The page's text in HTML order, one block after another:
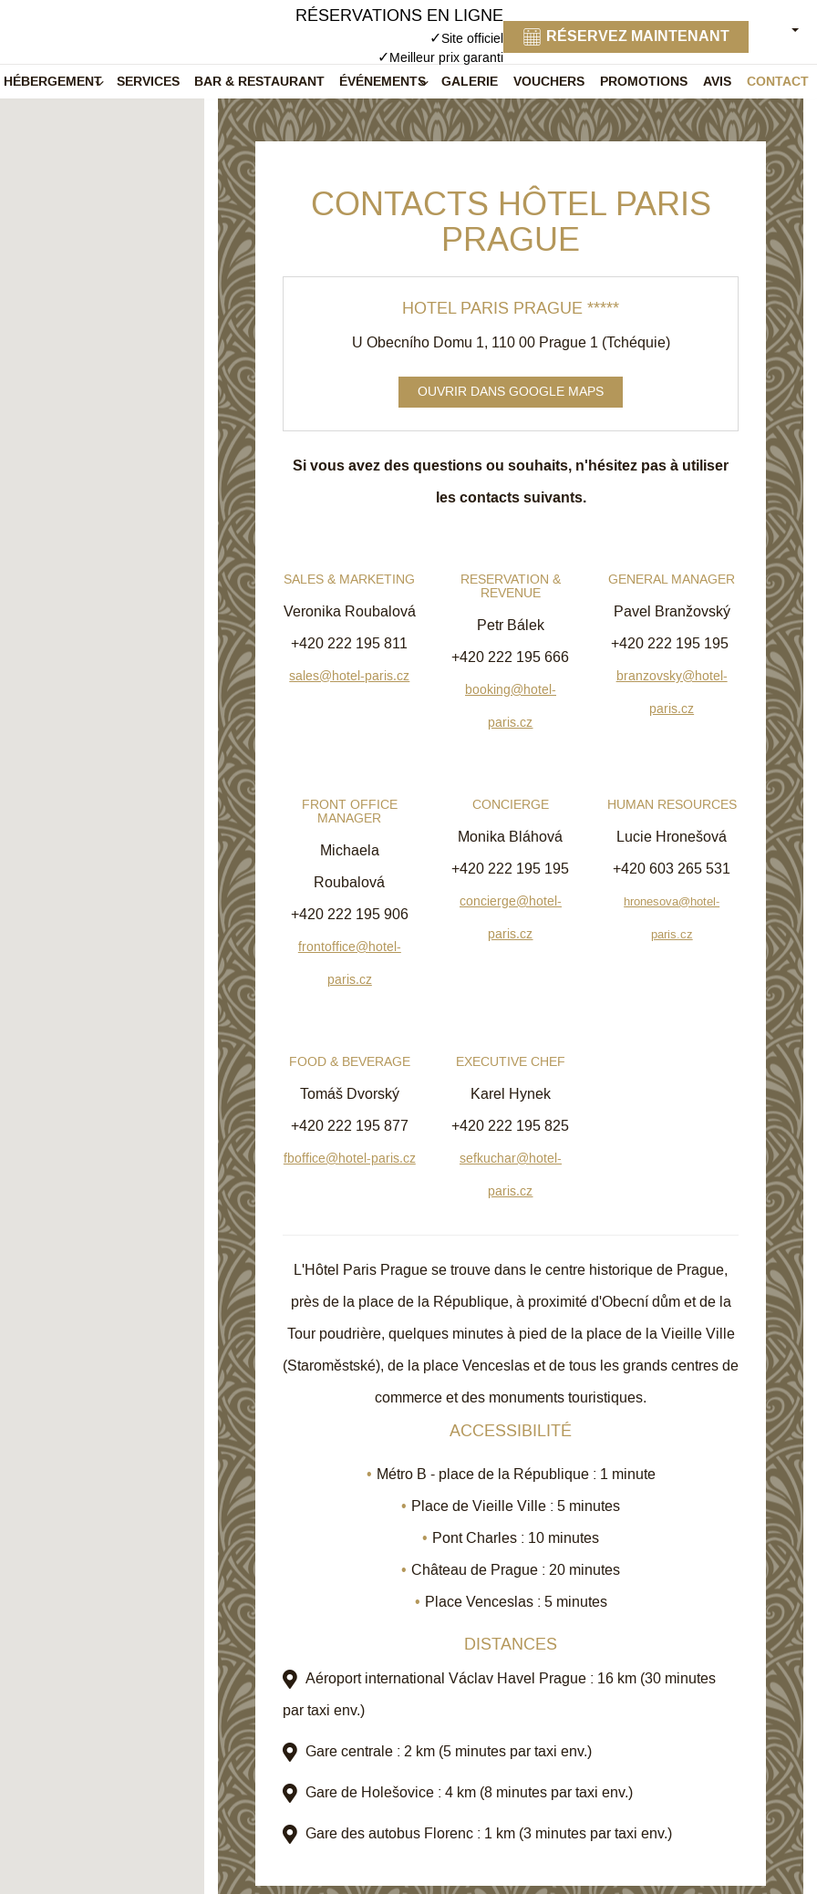
RÉSERVATIONS EN LIGNE
✓Site officiel
✓Meilleur prix garanti
RÉSERVEZ MAINTENANT
HÉBERGEMENT SERVICES BAR & RESTAURANT ÉVÉNEMENTS GALERIE VOUCHERS PROMOTIONS AVIS CONTACT
CONTACTS HÔTEL PARIS
PRAGUE
HOTEL PARIS PRAGUE *****
U Obecního Domu 1, 110 00 Prague 1(Tchéquie)
OUVRIR DANS GOOGLE MAPS
Si vous avez des questions ou souhaits, n'hésitez pas à utiliser
les contacts suivants.
SALES & MARKETING
Veronika Roubalová
+420 222 195 811
sales@hotel-paris.cz
RESERVATION &
REVENUE
Petr Bálek
+420 222 195 666
booking@hotel-
paris.cz
GENERAL MANAGER
Pavel Branžovský
+420 222 195 195
branzovsky@hotel-
paris.cz
FRONT OFFICE
MANAGER
Michaela
Roubalová
+420 222 195 906
frontoffice@hotel-
paris.cz
CONCIERGE
Monika Bláhová
+420 222 195 195
concierge@hotel-
paris.cz
HUMAN RESOURCES
Lucie Hronešová
+420 603 265 531
hronesova@hotel-
paris.cz
FOOD & BEVERAGE
Tomáš Dvorský
+420 222 195 877
fboffice@hotel-paris.cz
EXECUTIVE CHEF
Karel Hynek
+420 222 195 825
sefkuchar@hotel-
paris.cz
L'Hôtel Paris Prague se trouve dans le centre historique de Prague,
près de la place de la République, à proximité d'Obecní dům et de la
Tour poudrière, quelques minutes à pied de la place de la Vieille Ville
(Staroměstské), de la place Venceslas et de tous les grands centres de
commerce et des monuments touristiques.
ACCESSIBILITÉ
Métro B - place de la République : 1 minute
Place de Vieille Ville : 5 minutes
Pont Charles : 10 minutes
Château de Prague : 20 minutes
Place Venceslas : 5 minutes
DISTANCES
Aéroport international Václav Havel Prague : 16 km (30 minutes
par taxi env.)
Gare centrale : 2 km (5 minutes par taxi env.)
Gare de Holešovice : 4 km (8 minutes par taxi env.)
Gare des autobus Florenc : 1 km (3 minutes par taxi env.)